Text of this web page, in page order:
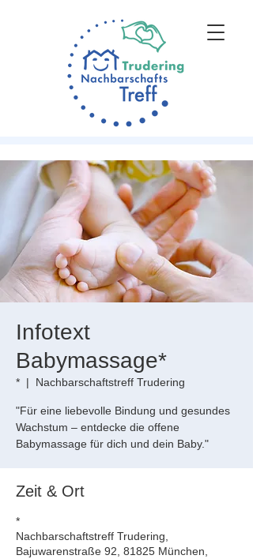
Infotext
Babymassage*
*
  |
Nachbarschaftstreff Trudering
"Für eine liebevolle Bindung und gesundes
Wachstum – entdecke die offene
Babymassage für dich und dein Baby."
Zeit & Ort
*
Nachbarschaftstreff Trudering,
Bajuwarenstraße 92, 81825 München,